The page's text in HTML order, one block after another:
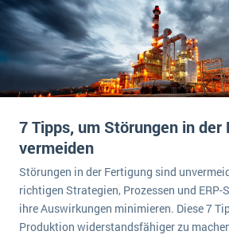
7 Tipps, um Störungen in
vermeiden
Störungen in der Fertigung sind
richtigen Strategien, Prozessen und ERP-
ihre Auswirkungen minimieren. Diese 7
Produktion widerstandsfähiger zu